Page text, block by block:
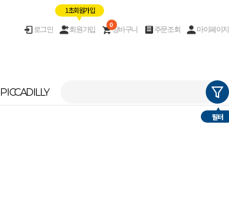
로그인 회원가입
1초 회원가입
장바구니
0
주문조회 마이페이지
PICCADILLY
필터